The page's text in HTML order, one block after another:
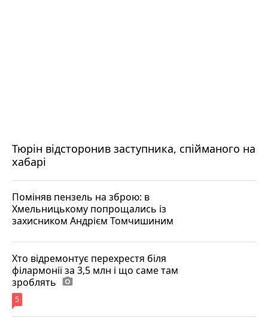
Тюрін відсторонив заступника, спійманого на
хабарі
Поміняв пензель на зброю: в
Хмельницькому попрощались із
захисником Андрієм Томчишиним
Хто відремонтує перехрестя біля
філармонії за 3,5 млн і що саме там
зроблять photo_camera
5